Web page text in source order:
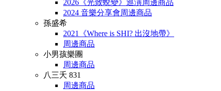
2026《光致蛻變》巡演周邊商品
2024 音樂分享會周邊商品
孫盛希
2021《Where is SHI? 出沒地帶》
周邊商品
小男孩樂團
周邊商品
八三夭 831
周邊商品